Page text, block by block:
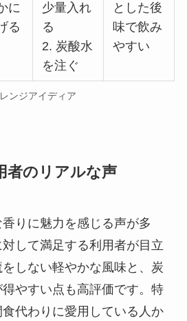
に
る
少量入れ
る
2. 炭酸水
を注ぐ
とした後
味で飲み
やすい
ンジアイディア
者のリアルな声
りに魅力を感じる声が多
して満足する利用者が目立
しない軽やかな風味と、炭
やすい点も高評価です。特
代わりに愛用している人か